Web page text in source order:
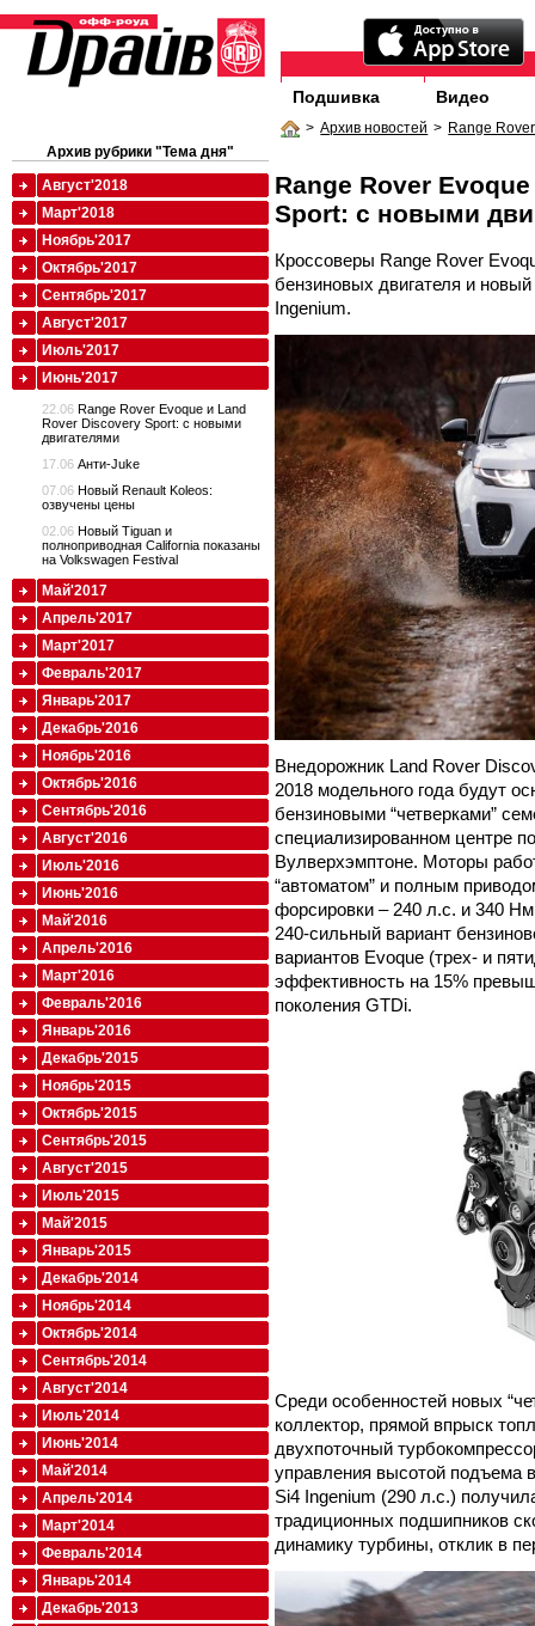
Подшивка Видео
> Архив новостей > Range
Range Rover
Sport: с новыми
Кроссоверы Range Rover
бензиновых двигателя и
Ingenium.
Внедорожник Land Rover
2018 модельного года будут
бензиновыми “четверками”
специализированном центре
Вулверхэмптоне. Моторы
“автоматом” и полным
форсировки – 240 л.с. и 340
240-сильный вариант
вариантов Evoque (трех- и
эффективность на 15%
поколения GTDi.
Среди особенностей новых
коллектор, прямой впрыск
двухпоточный
управления высотой подъема
Si4 Ingenium (290 л.с.)
традиционных подшипников
динамику турбины, отклик в
Архив рубрики "Тема дня"
Август'2018
Март'2018
Ноябрь'2017
Октябрь'2017
Сентябрь'2017
Август'2017
Июль'2017
Июнь'2017
22.06 Range Rover Evoque и Land
Rover Discovery Sport: с новыми
двигателями
17.06 Анти-Juke
07.06 Новый Renault Koleos:
озвучены цены
02.06 Новый Tiguan и
полноприводная California показаны
на Volkswagen Festival
Май'2017
Апрель'2017
Март'2017
Февраль'2017
Январь'2017
Декабрь'2016
Ноябрь'2016
Октябрь'2016
Сентябрь'2016
Август'2016
Июль'2016
Июнь'2016
Май'2016
Апрель'2016
Март'2016
Февраль'2016
Январь'2016
Декабрь'2015
Ноябрь'2015
Октябрь'2015
Сентябрь'2015
Август'2015
Июль'2015
Май'2015
Январь'2015
Декабрь'2014
Ноябрь'2014
Октябрь'2014
Сентябрь'2014
Август'2014
Июль'2014
Июнь'2014
Май'2014
Апрель'2014
Март'2014
Февраль'2014
Январь'2014
Декабрь'2013